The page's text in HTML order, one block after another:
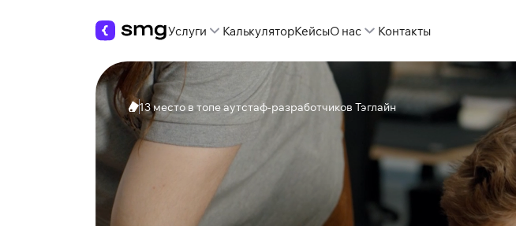
Услуги КалькуляторКейсыО нас Контакты
13 место в топе аутстаф-разработчиков Тэглайн